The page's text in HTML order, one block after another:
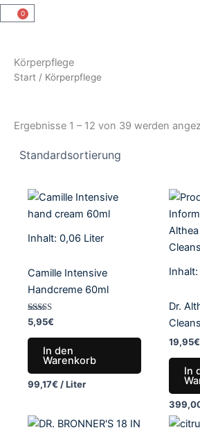
0
Warenkorb
Körperpflege
Start / Körperpflege
Ergebnisse 1 – 12 von 39 werden
Inhalt: 0,06 Liter
Camille Intensive
Handcreme 60ml
Bewertet
mit
5.00
von 5
5,95€
In den
Warenkorb
99,17€ /Liter
Dr.
19,95€
In